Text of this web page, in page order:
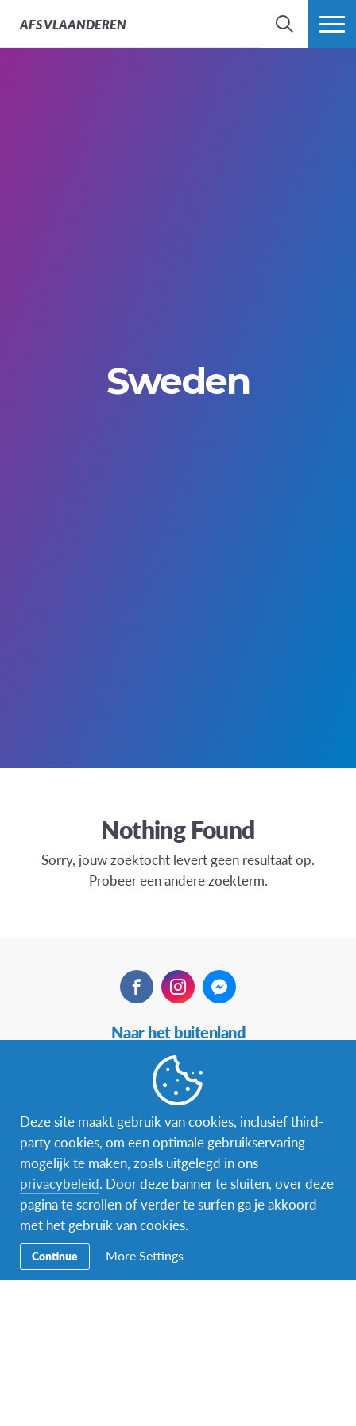
AFSVLAANDEREN
ZOEK MEER
Sweden
Nothing Found
Sorry, jouw zoektocht levert geen resultaat op.
Probeer een andere zoekterm.
FacebookInstagramMessenger
Navigatie
Naar het buitenland
Word gastgezin
Vrijwilliger bij AFS
Ons educatieve aanbod
Aanmelden bij AFS
Contact
Deze site maakt gebruik van cookies, inclusief third-
party cookies, om een optimale gebruikservaring
mogelijk te maken, zoals uitgelegd in ons
privacybeleid. Door deze banner te sluiten, over deze
pagina te scrollen of verder te surfen ga je akkoord
met het gebruik van cookies.
Continue More Settings